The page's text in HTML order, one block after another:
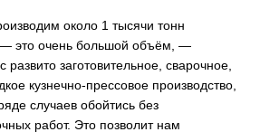
около 1 тысячи тонн
— это очень большой объём, —
заготовительное, сварочное,
кузнечно-прессовое производство,
случаев обойтись без
работ. Это позволит нам